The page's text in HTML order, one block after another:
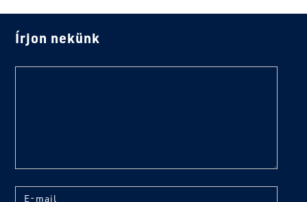
Írjon nekünk
E-mail